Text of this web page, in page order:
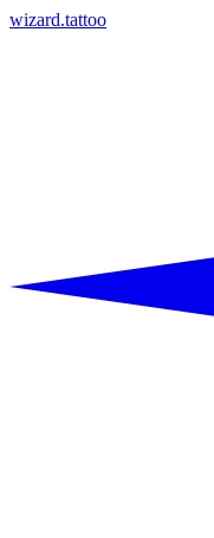
wizard.tattoo